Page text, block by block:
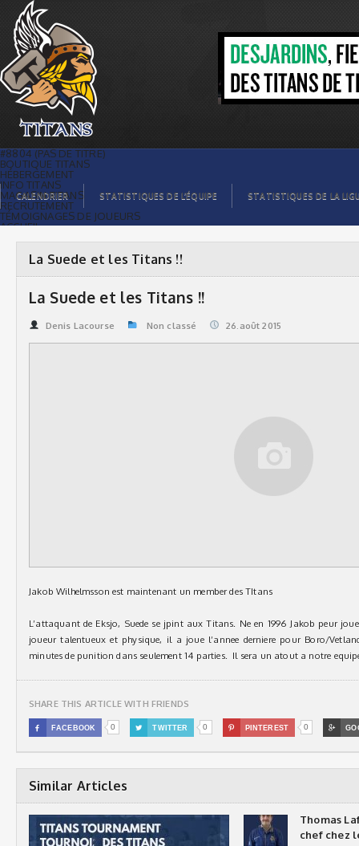
La Suede et les Titans !! | Titans de
témiscaming
#8804 (PAS DE TITRE)
BOUTIQUE TITANS
HÉBERGEMENT
INFO TITANS
MAGASIN TITANS
RECRUTEMENT
TÉMOIGNAGES DE JOUEURS
ACCUEIL
GALERIE PHOTOS
STATISTIQUES
ORGANISATION
CALENDRIER
COMMANDITAIRES
STATISTIQUES DE LA LIGUE
CALENDRIER STATISTIQUES DE L’ÉQUIPE STATISTIQUES DE LA
La Suede et les Titans !!
La Suede et les Titans !!
Denis Lacourse Non classé 26.août 2015
Jakob Wilhelmsson est maintenant un member des TItans
L’attaquant de Eksjo, Suede se jpint aux Titans. Ne en 1996 Jakob peur
joueur talentueux et physique, il a joue l’annee derniere pour Boro/
minutes de punition dans seulement 14 parties. Il sera un atout a notre
SHARE THIS ARTICLE WITH FRIENDS
 FACEBOOK 0  TWITTER 0  PINTEREST 0 
Similar Articles
Thomas
chef chez